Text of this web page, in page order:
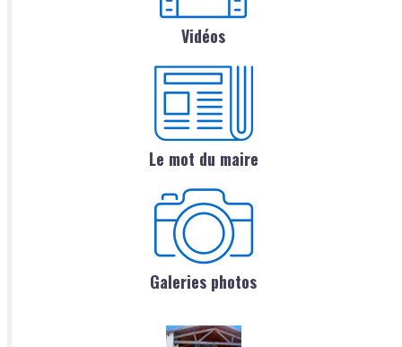
Vidéos
Le mot du maire
Galeries photos